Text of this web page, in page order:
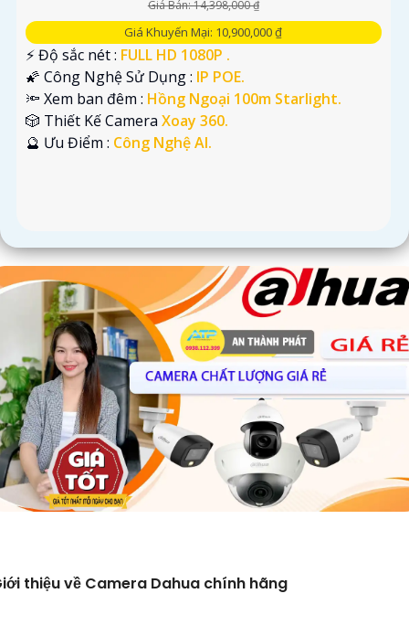
Giá Bán: 14,398,000 ₫
Giá Khuyến Mại: 10,900,000 ₫
️⚡ Độ sắc nét : FULL HD 1080P .
🌠 Công Nghệ Sử Dụng : IP POE.
🔦 Xem ban đêm : Hồng Ngoại 100m Starlight.
🎲 Thiết Kế Camera Xoay 360.
️🔮 Ưu Điểm : Công Nghệ AI.
thiệu về Camera Dahua chính hãng